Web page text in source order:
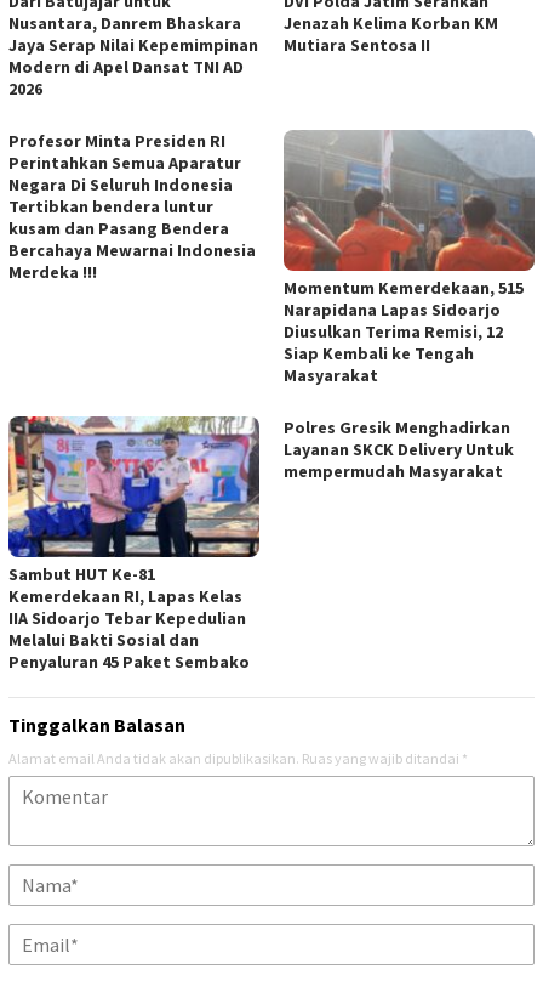
Nusantara, Danrem Bhaskara
Jaya Serap Nilai Kepemimpinan
Modern di Apel Dansat TNI AD
2026
Jenazah Kelima Korban KM
Mutiara Sentosa II
Profesor Minta Presiden RI
Perintahkan Semua Aparatur
Negara Di Seluruh Indonesia
Tertibkan bendera luntur
kusam dan Pasang Bendera
Bercahaya Mewarnai Indonesia
Merdeka !!!
Momentum Kemerdekaan, 515
Narapidana Lapas Sidoarjo
Diusulkan Terima Remisi, 12
Siap Kembali ke Tengah
Masyarakat
Sambut HUT Ke-81
Kemerdekaan RI, Lapas Kelas
IIA Sidoarjo Tebar Kepedulian
Melalui Bakti Sosial dan
Penyaluran 45 Paket Sembako
Polres Gresik Menghadirkan
Layanan SKCK Delivery Untuk
mempermudah Masyarakat
Tinggalkan Balasan
Alamat email Anda tidak akan dipublikasikan. Ruas yang wajib ditandai *